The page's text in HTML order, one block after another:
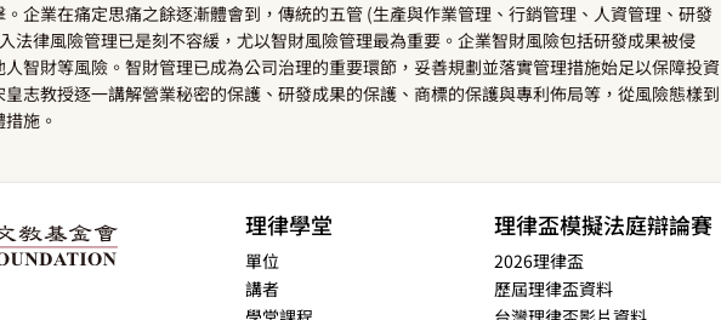
企業在痛定思痛之餘逐漸體會到，傳統的五管 (生產與作業管理、行銷管理、人資管理、研發
法律風險管理已是刻不容緩，尤以智財風險管理最為重要。企業智財風險包括研發成果被侵
智財等風險。智財管理已成為公司治理的重要環節，妥善規劃並落實管理措施始足以保障投資
志教授逐一講解營業秘密的保護、研發成果的保護、商標的保護與專利佈局等，從風險態樣到
施。
理律學堂
單位
講者
理律盃模擬法庭辯論賽
2026理律盃
歷屆理律盃資料